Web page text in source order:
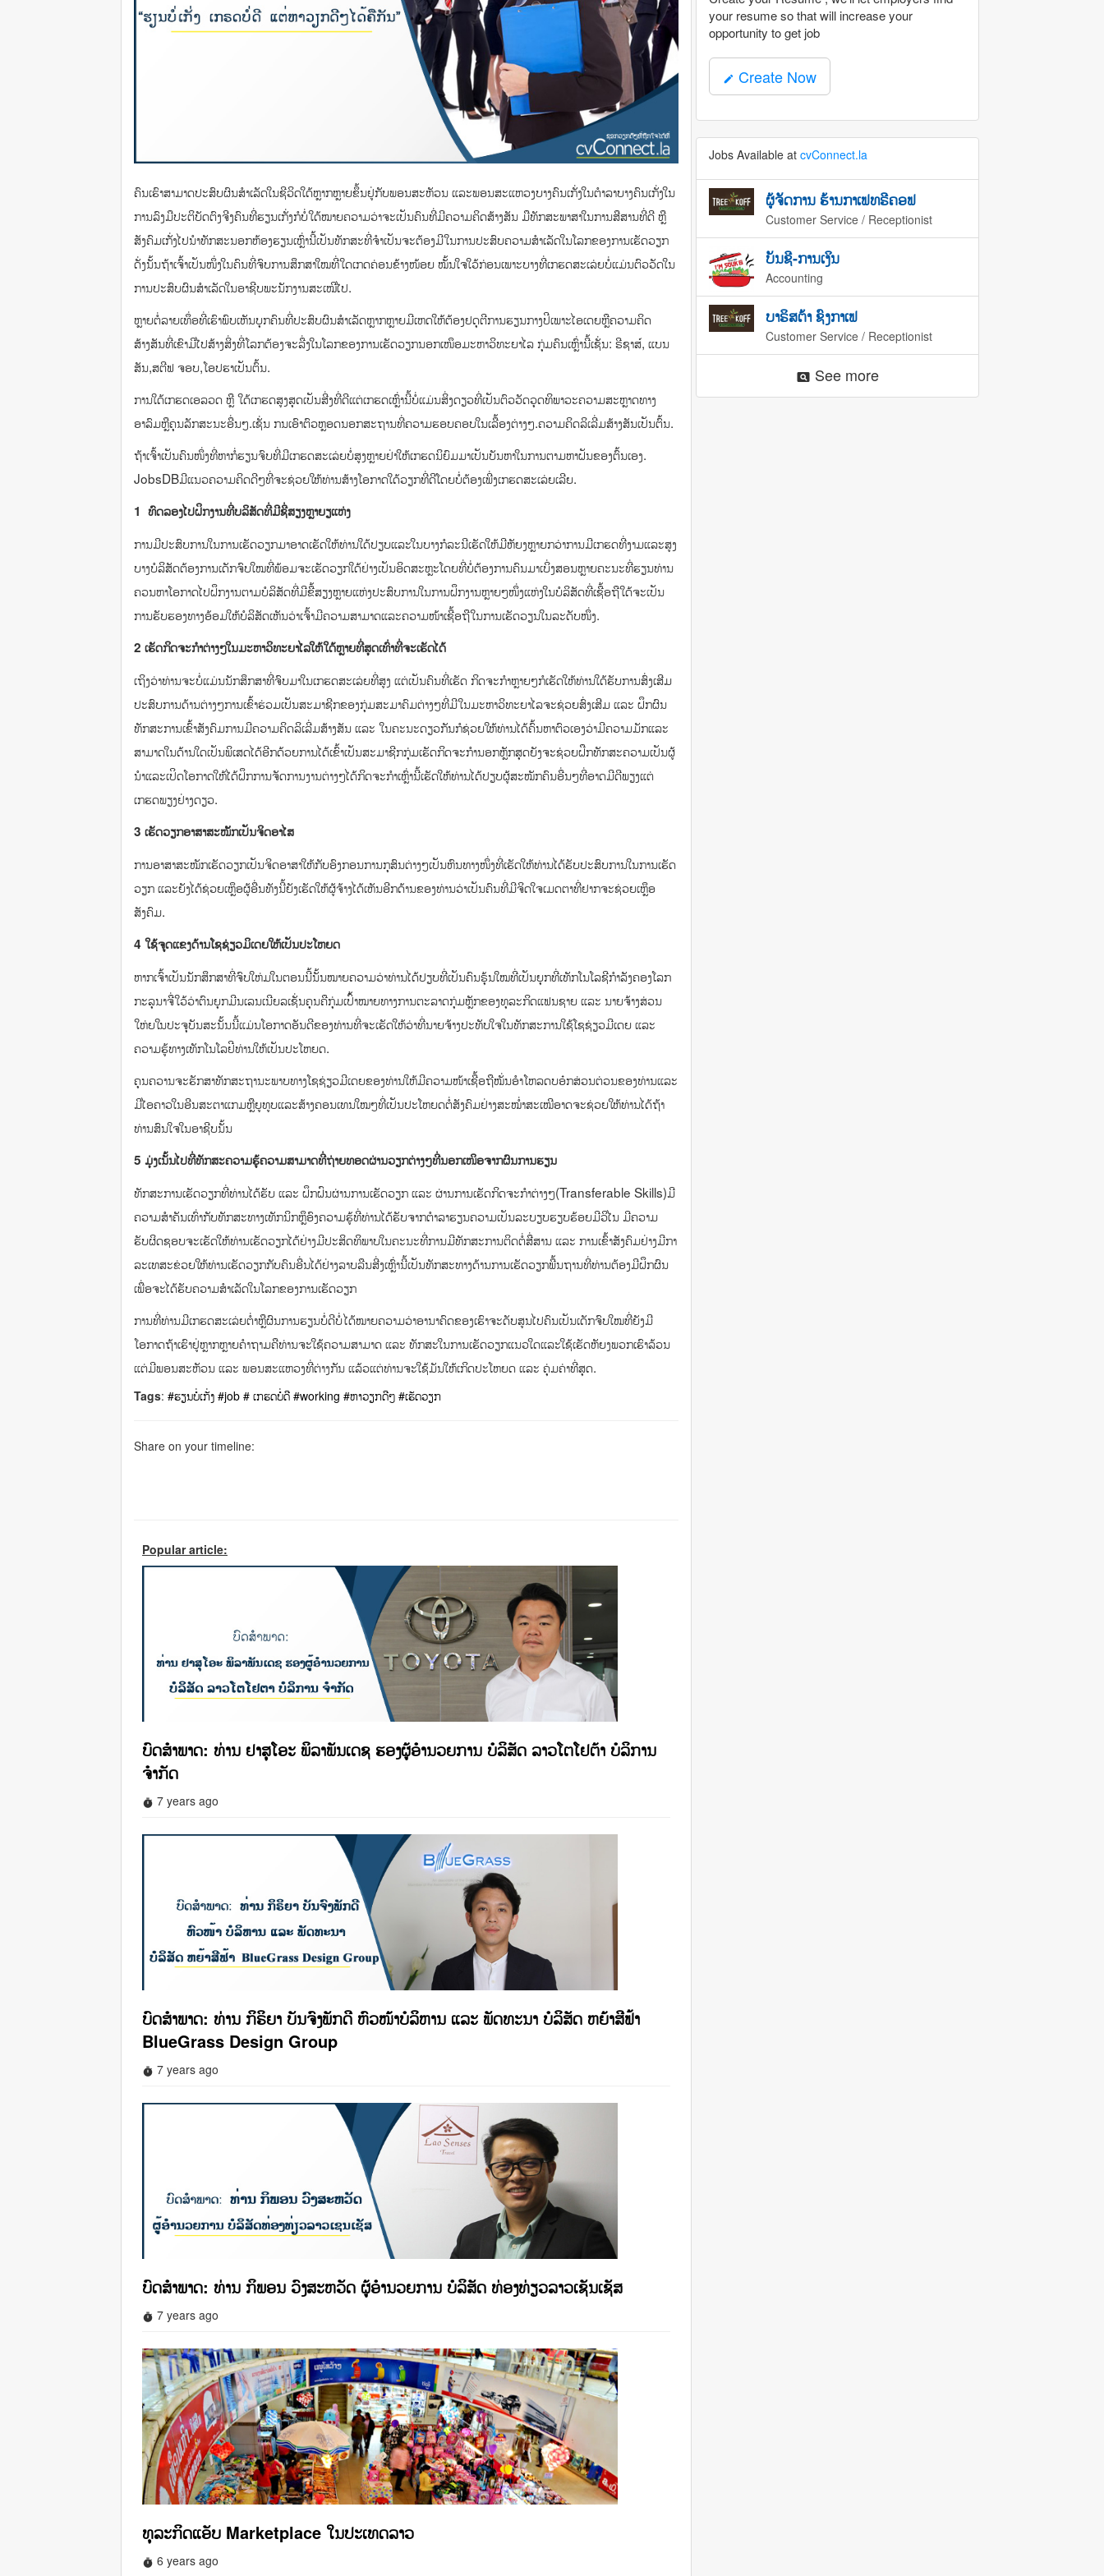
ຄົນເຮົາສາມາດປະສົບຜົນສຳເລັດໃນຊີວິດໃດ້ຫຼາກຫຼາຍຂຶ້ນຢູ່ກັບພອນສະຫັວນ ແລະພອນສະແຫວງບາງຄົນເກັ່ງໃນຕຳລາບາງຄົນເກັ່ງໃນ
ການລົງມືປະຕິບັດຕົງຈີງຄົນທີ່ຮຽນເກັ່ງກໍບໍ່ໃດ້ໝາຍຄວາມວ່າຈະເປັນຄົນທີ່ມີຄວາມຄິດສ້າງສັນ ມືທັກສະພາສາໃນການສືສານທີ່ດີ ຫຼື
ສັງຄົມເກັ່ງໄປນຳທັກສະນອກຫ້ອງຮຽນເຫຼົ່ານີ້ເປັນທັກສະທີ່ຈຳເປັນຈະຕ້ອງມີໃນການປະສົບຄວາມສຳເລັດໃນໂລກຂອງການເຮັດວຽກ
ດັ່ງນັ້ນຖ້າເຈົ້າເປັນໜຶ່ງໃນຄົນທີ່ຈົບການສຶກສາໃໝທີ່ໃດເກດຄ່ອນຂ້າງໜ້ອຍ ໝັ້ນໃຈໃວ້ກ່ອນເພາະບາງທີ່ເກຮດສະເລ່ຍບໍ່ແມ່ນຕົວວັດໃນ
ການປະສົບຜົນສຳເລັດໃນອາຊີບພະນັກງານສະເໝີໄປ.
ຫຼາຍຕໍ່ລາຍເທຶ່ອທີ່ເຮົາພົບເຫັນບຸກຄົນທີ່ປະສົບຜົນສຳເລັດຫຼາກຫຼາຍມີເຫດໃຫ້ຕ້ອງຢດຸຕີການຮຽນກາງປີເພາະໄອເດຍຫຼືຄວາມຄິດ
ສ້າງສັນທີ່ເຂົາມີໄປສ້າງສິ່ງທີ່ໂລກຕ້ອງຈະລື່ງໃນໂລກຂອງການເຮັດວຽກນອກເໜຶອມະຫາວິທະຍາໄລ ກຸ່ມຄົນເຫຼົ່ານີ້ເຊັ່ນ: ຣີຊາສ໌, ແບນ
ສັນ,ສຕີຟ ຈອບ,ໂອປຮາເປັນຕົ້ນ.
ການໃດ້ເກຮດເອລວດ ຫຼື ໃດ້ເກຮດສູງສຸດເປັນສີ່ງທີ່ດີແຕ່ເກຮດເຫຼົ່ານີ້ບໍ່ແມ່ນສິ່ງດຽວທີ່ເປັນຕົວວັດວຸດທິພາວະຄວາມສະຫຼາດທາງ
ອາລົມຫຼືຄຸນລັກສະນະອື່ນໆ.ເຊັ່ນ ກນເອົາຕົວຫຼອດນອກສະຖານທີ່ຄວາມຮອບຄອບໃນເລື້ອງຕ່າງໆ.ຄວາມຄິດລິເລີ່ມສ້າງສັນເປັນຕົ້ນ.
ຖ້າເຈົ້າເປັນຄົນໜຶ່ງທີ່ຫາກໍ່ຮຽນຈົບທີ່ມີເກຮດສະເລ່ຍບໍ່ສູງຫຼາຍຢ່າໃຫ້ເກຮດນິຍົມມາເປັນບັນຫາໃນການຕາມຫາຝັນຂອງຕົ້ນເອງ.
JobsDBມີແນວຄວາມຄິດດີໆທີ່ຈະຊ່ວຍໃຫ້ທ່ານສ້າງໂອກາດໃດ້ວຽກທີ່ດີໂດຍບໍ່ຕ້ອງເພີ່ງເກຮດສະເລ່ຍເລີຍ.
1 ທົດລອງໄປຝຶກງານທີ່ບລິສັດທີ່ມີຊື່ສຽງຫຼາຍຽແຫ່ງ
ການມີປະສົບການໃນການເຮັດວຽກມາອາດເຮັດໃຫ້ທ່ານໃດ້ປຽບແລະໃນບາງກໍລະນີເຮັດໃຫ້ມີຫັຍງຫຼາຍກວ່າການມີເກຮດທີ່ງາມແລະສູງ
ບາງບໍລິສັດຕ້ອງການເດັກຈົບໃໝທີ່ພ້ອມຈະເຮັດວຽກໃດ້ຢ່າງເປັນອິດສະຫຼະໂດຍທີ່ບໍ່ຕ້ອງການຄົນມາເບິ່ງສອນຫຼາຍຄະນະທີ່ຮຽນທ່ານ
ຄວນຫາໂອກາດໄປຝຶກງານຕາມບໍລິສັດທີ່ມີຂື້ສຽງຫຼາຍແຫ່ງປະສົບການໃນການຝຶກງານຫຼາຍໆໜຶ່ງແຫ່ງໃນບໍລິສັດທີ່ເຊື້ອຖືໃດ້ຈະເປັນ
ການຮັບຮອງທາງອ້ອມໃຫ້ບໍລິສັດເຫັນວ່າເຈົ້າມີຄວາມສາມາດແລະຄວາມໜ້າເຊື້ອຖືໃນການເຮັດວຽນໃນລະດັບໜຶ່ງ.
2 ເຮັດກິດຈະກຳຕ່າງໆໃນມະຫາວິທະຍາໄລໃຫ້ໃດ້ຫຼາຍທີ່ສຸດເທົ່າທີ່ຈະເຮັດໄດ້
ເຖິງວ່າທ່ານຈະບໍ່ແມ່ນນັກສຶກສາທີ່ຈົບມາໃນເກຮດສະເລ່ຍທີ່ສູງ ແຕ່ເປັນຄົນທີ່ເຮັດ ກິດຈະກຳຫຼາຍໆກໍເຮັດໃຫ້ທ່ານໃດ້ຮັບການສົ່ງເສີມ
ປະສົບການດ້ານຕ່າງໆການເຂົ້າຮ່ວມເປັນສະມາຊີກຂອງກຸ່ມສະມາຄົມຕ່າງໆທີ່ມີໃນມະຫາວິທະຍາໄລຈະຊ່ວຍສົ່ງເສີມ ແລະ ຝຶກຜົນ
ທັກສະການເຂົ້າສັງຄົມການມີຄວາມຄິດລິເລີ່ມສ້າງສັນ ແລະ ໃນຄະນະດຽວກັນກໍຊ່ວຍໃຫ້ທ່ານໄດ້ຄົ້ນຫາຕົວເອງວ່າມີຄວາມມັກແລະ
ສາມາດໃນດ້ານໃດເປັນພິເສດໄດ້ອີກດ້ວຍການໄດ້ເຂົ້າເປັນສະມາຊີກກຸ່ມເຮັດກິດຈະກຳນອກຫຼັກສຸດຍັງຈະຊ່ວຍຝືກທັກສະຄວາມເປັນຜູ້
ນຳແລະເປິດໂອກາດໃຫ້ໄດ້ຝຶກການຈັດການງານຕ່າງໆໄດ້ກິດຈະກຳເຫຼົ່ານີ້ເຮັດໃຫ້ທ່ານໄດ້ປຽບຜູ້ສະໝັກຄົນອື່ນໆທີ່ອາດມີດີພຽງແຕ່
ເກຮດພຽງຢ່າງດຽວ.
3 ເຮັດວຽກອາສາສະໝັັກເປັນຈິດອາໄສ
ການອາສາສະໝັກເຮັດວຽກເປັນຈິດອາສາໃຫ້ກັບອົງກອນການກຸສົນຕ່າງໆເປັນຫົນທາງໜຶ່ງທີ່ເຮັດໃຫ້ທ່ານໄດ້ຮັບປະສົບການໃນການເຮັດ
ວຽກ ແລະຍັງໄດ້ຊ່ວຍເຫຼຶອຜູ້ອື່ນທັງນີ້ຍັງເຮັດໃຫ້ຜູ້ຈ້າງໄດ້ເຫັນອີກດ້ານຂອງທ່ານວ່າເປັນຄົນທີ່ມີຈິດໃຈເມດຕາທີ່ຢາກຈະຊ່ວຍເຫຼຶອ
ສັງຄົມ.
4 ໃຊ້ຈູດແຂງດ້ານໂຊຊ່ຽວມິເດຍໃຫ້ເປັນປະໂຫຍດ
ຫາກເຈົ້າເປັນນັກສຶກສາທີ່ຈົບໃຫ່ມໃນຕອນນີ້ນັ້ນໝາຍຄວາມວ່າທ່ານໄດ້ປຽບທີ່ເປັນຄົນຣຸ້ນໃໝທີ່ເປັນຍຸກທີ່ເທັກໂນໂລຊີກຳລັງຄອງໂລກ
ກະລຸນາຈື່ໃວ້ວ່າຕົນຍຸກມີນເລນເນີຍລເຊັ່ນຄຸນຄືກຸ່ມເປົ້າໝາຍທາງການຕະລາດກຸ່ມຫຼັກຂອງທຸລະກິດແຟນຊາຍ ແລະ ນາຍຈ້າງສ່ວນ
ໃຫ່ຍໃນປະຈຸບັນສະນັ້ນນີ້ແມ່ນໂອກາດອັນດີຂອງທ່ານທີ່ຈະເຮັດໃຫ້ວ່າທີ່ນາຍຈ້າງປະທັບໃຈໃນທັກສະການໃຊ້ໂຊຊ່ຽວມີເດຍ ແລະ
ຄວາມຮູ້ທາງເທັກໂນໂລຢີທ່ານໃຫ້ເປັນປະໂຫຍດ.
ຄຸນຄວານຈະຮັກສາທັກສະຖານະພາບທາງໂຊຊ່ຽວມີເດຍຂອງທ່ານໃຫ້ມີຄວາມໜ້າເຊື້ອຖືໝັ່ນອຳໂຫລດບອ໋ກສ່ວນຕ່ວນຂອງທ່ານແລະ
ມີໄອຄາວໃນອີນສະຕາແກມຫຼືຍູທູບແລະສ້າງຄອນເທນໃໝໆທີ່ເປັນປະໂຫຍດຕໍ່ສັງຄົມຢ່າງສະໝ່ຳສະເໝີອາດຈະຊ່ວຍໃຫ້ທ່ານໄດ້ຖ້າ
ທ່ານສົນໃຈໃນອາຊີບນັ້ນ
5 ມຸ່ງເນັ້ນໄປທີ່ທັກສະຄວາມຮູ້ຄວາມສາມາດທີ່ຖ່າຍທອດຜ່ານວຽກຕ່າງໆທີ່ນອກເໜຶອຈາກຜົນການຮຽນ
ທັກສະການເຮັດວຽກທີ່ທ່ານໄດ້ຮັບ ແລະ ຝຶກຝົນຜ່ານການເຮັດວຽກ ແລະ ຜ່ານການເຮັດກິດຈະກຳຕ່າງໆ(Transferable Skills)ມີ
ຄວາມສຳຄັນເທົ່າກັບທັກສະທາງເທັກນິກຫຼຶອົງຄວາມຮູ້ທີ່ທ່ານໄດ້ຮັບຈາກຕຳລາຮຽນຄວາມເປັນລະບຽບຮຽບຮ້ອຍມີວິໄນ ມີຄວາມ
ຮັບຜິດຊອບຈະເຮັດໃຫ້ທ່ານເຮັດວຽກໄດ້ຢ່າງມີປະສິດທິພາບໃນຄະນະທີ່ການມີທັກສະການຕິດຕໍ່ສື່ສານ ແລະ ການເຂົ້າສັງຄົມຢ່າງມີກາ
ລະເທສະຂ່ວຍໃຫ້ທ່ານເຮັດວຽກກັບຄົນອື່ນໄດ້ຢ່າງລາບລືນສີ່ງເຫຼົ່ານີ້ເປັນທັກສະທາງດ້ານການເຮັດວຽກພື້ນຖານທີ່ທ່ານຕ້ອງມີຝຶກຜົນ
ເພື່ອຈະໄດ້ຮັບຄວາມສຳເລັດໃນໂລກຂອງການເຮັດວຽກ
ການທີ່ທ່ານມີເກຮດສະເລ່ຍຕ່ຳຫຼືຜົນການຮຽນບໍ່ດີບໍ່ໄດ້ໝາຍຄວາມວ່າອານາຄົດຂອງເຮົາຈະດັບສູນໄປຄົນເປັນເດັກຈົບໃໝທີ່ຍັງມີ
ໂອກາດຖ້າເຮົາຢູ່ຫຼາກຫຼາຍຄຳຖາມຄືທ່ານຈະໃຊ້ຄວາມສາມາດ ແລະ ທັກສະໃນການເຮັດວຽກແນວໃດແລະໃຊ້ເຮັດຫັຍງພວກເຮົາລ້ວນ
ແຕ່ມີພອນສະຫັວນ ແລະ ພອນສະແຫວງທີ່ຕ່າງກັນ ແລ້ວແຕ່ທ່ານຈະໃຊ້ມັນໃຫ້ເກິດປະໂຫຍດ ແລະ ຄຸ່ມຄ່າທີ່ສຸດ.
Tags: #ຮຽນບໍ່ເກັ່ງ #job # ເກຮດບໍ່ດີ #working #ຫາວຽກດີໆ #ເຮັດວຽກ
Share on your timeline:
Popular article:
ບົດສຳພາດ: ທ່ານ ຢາສຸໂອະ ພິລາພັນເດຊ ຮອງຜູ້ອຳນວຍການ ບໍລິສັດ ລາວໂຕໂຢຕ້າ ບໍລິການ
ຈຳກັດ
timer 7 years ago
ບົດສໍາພາດ: ທ່ານ ກິຣິຍາ ບັນຈົງພັກດີ ຫົວໜ້າບໍລິຫານ ແລະ ພັດທະນາ ບໍລິສັດ ຫຍ້າສີຟ້າ
BlueGrass Design Group
timer 7 years ago
ບົດສໍາພາດ: ທ່ານ ກິພອນ ວົງສະຫວັດ ຜູ້ອໍານວຍການ ບໍລິສັດ ທ່ອງທ່ຽວລາວເຊັນເຊັສ
timer 7 years ago
ທຸລະກິດແອັບ Marketplace ໃນປະເທດລາວ
timer 6 years ago
your resume so that will increase your
opportunity to get job
mode_edit Create Now
Jobs Available at cvConnect.la
ຜູ້ຈັດການ ຮ້ານກາເຟທຣີຄອຟ
Customer Service / Receptionist
ບັນຊີ-ການເງິນ
Accounting
ບາຣິສຕ້າ ຊົງກາເຟ
Customer Service / Receptionist
pageview See more